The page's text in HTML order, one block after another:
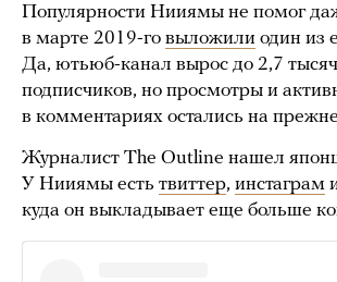
Популярности Нииямы не помог
в марте 2019-го выложили один из
Да, ютьюб-канал вырос до 2,7
подписчиков, но просмотры и
в комментариях остались на
Журналист The Outline нашел
У Нииямы есть твиттер, инстаграм
куда он выкладывает еще больше